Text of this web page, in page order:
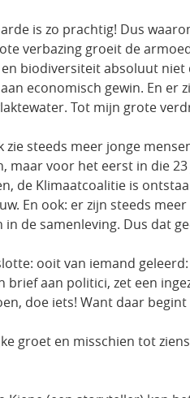
is zo prachtig! Dus
verbazing groeit de
biodiversiteit absoluut niet
economisch gewin. En er
Tot mijn grote
zie steeds meer jonge
maar voor het eerst in die
de Klimaatcoalitie is
En ook: er zijn steeds
in de samenleving. Dus dat
ooit van iemand
brief aan politici, zet een
doe iets! Want daar
groet en misschien tot